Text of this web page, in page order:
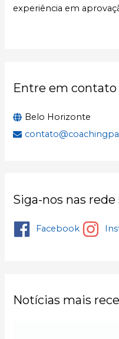
:
experiência em
Entre em contato
Belo Horizonte
Siga-nos nas rede
Facebook
Notícias mais